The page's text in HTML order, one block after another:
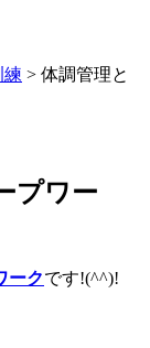
練 > 体調管理と
プワー
ークです!(^^)!